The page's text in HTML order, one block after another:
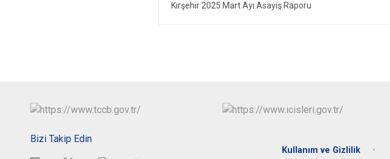
Kırşehir 2025 Mart Ayı Asayiş Raporu
Bizi Takip Edin
Kullanım ve Gizlilik